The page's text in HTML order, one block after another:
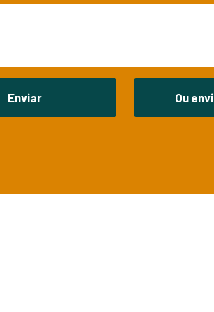
Enviar Ou